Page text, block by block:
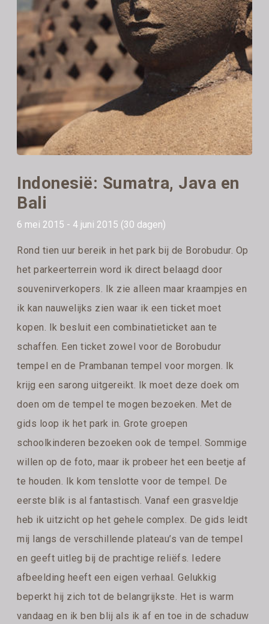
Indonesië: Sumatra, Java en
Bali
6 mei 2015 - 4 juni 2015 (30 dagen)
Rond tien uur bereik in het park bij de Borobudur. Op
het parkeerterrein word ik direct belaagd door
souvenirverkopers. Ik zie alleen maar kraampjes en
ik kan nauwelijks zien waar ik een ticket moet
kopen. Ik besluit een combinatieticket aan te
schaffen. Een ticket zowel voor de Borobudur
tempel en de Prambanan tempel voor morgen. Ik
krijg een sarong uitgereikt. Ik moet deze doek om
doen om de tempel te mogen bezoeken. Met de
gids loop ik het park in. Grote groepen
schoolkinderen bezoeken ook de tempel. Sommige
willen op de foto, maar ik probeer het een beetje af
te houden. Ik kom tenslotte voor de tempel. De
eerste blik is al fantastisch. Vanaf een grasveldje
heb ik uitzicht op het gehele complex. De gids leidt
mij langs de verschillende plateau’s van de tempel
en geeft uitleg bij de prachtige reliëfs. Iedere
afbeelding heeft een eigen verhaal. Gelukkig
beperkt hij zich tot de belangrijkste. Het is warm
vandaag en ik ben blij als ik af en toe in de schaduw